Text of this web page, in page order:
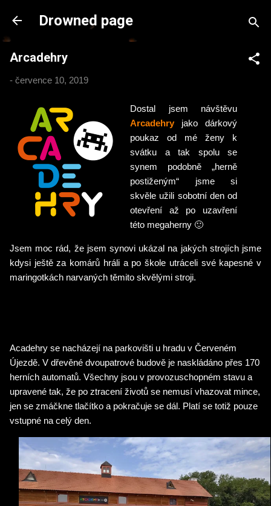
Přeskočit na hlavní obsah
Drowned page
Arcadehry
- července 10, 2019
Dostal jsem návštěvu
Arcadehry jako dárkový
poukaz od mé ženy k
svátku a tak spolu se
synem podobně „herně
postiženým“ jsme si
skvěle užili sobotní den od
otevření až po uzavření
této megaherny 🙂
Jsem moc rád, že jsem synovi ukázal na jakých strojích jsme
kdysi ještě za komárů hráli a po škole utráceli své kapesné v
maringotkách narvaných těmito skvělými stroji.
Acadehry se nacházejí na parkovišti u hradu v Červeném
Újezdě. V dřevěné dvoupatrové budově je naskládáno přes 170
herních automatů. Všechny jsou v provozuschopném stavu a
upravené tak, že po ztracení životů se nemusí vhazovat mince,
jen se zmáčkne tlačítko a pokračuje se dál. Platí se totiž pouze
vstupné na celý den.